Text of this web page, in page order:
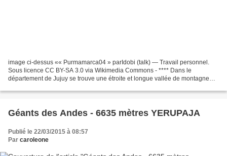
image ci-dessus «« Purmamarca04 » parIdobi (talk) — Travail personnel.
Sous licence CC BY-SA 3.0 via Wikimedia Commons - **** Dans le
département de Jujuy se trouve une étroite et longue vallée de montagne
Géants des Andes - 6635 mètres YERUPAJA
Publié le 22/03/2015 à 08:57
Par caroleone